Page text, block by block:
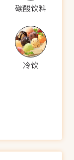
碳酸饮料
冷饮